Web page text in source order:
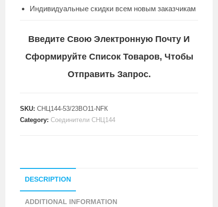
Индивидуальные скидки всем новым заказчикам
Введите Свою Электронную Почту И
Сформируйте Список Товаров, Чтобы
Отправить Запрос.
SKU:СНЦ144-53/23ВО11-NFК
Category:Соединители СНЦ144
DESCRIPTION
ADDITIONAL INFORMATION